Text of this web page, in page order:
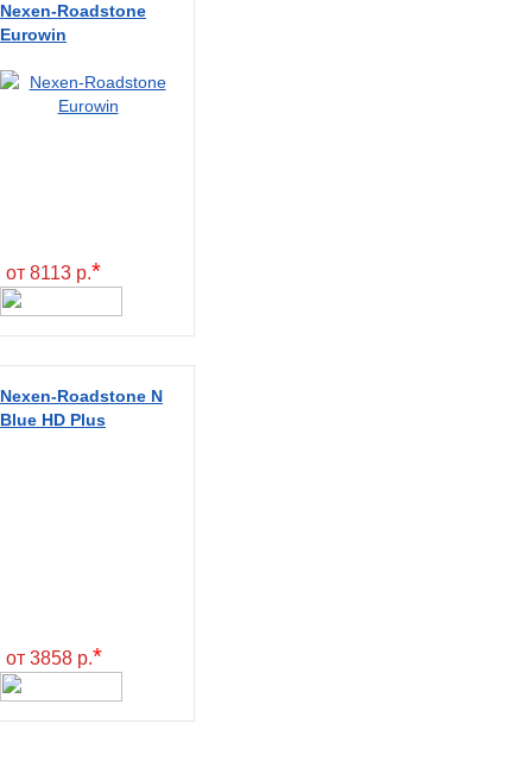
Nexen-Roadstone
Eurowin
от 8113 р.*
Nexen-Roadstone N
Blue HD Plus
от 3858 р.*